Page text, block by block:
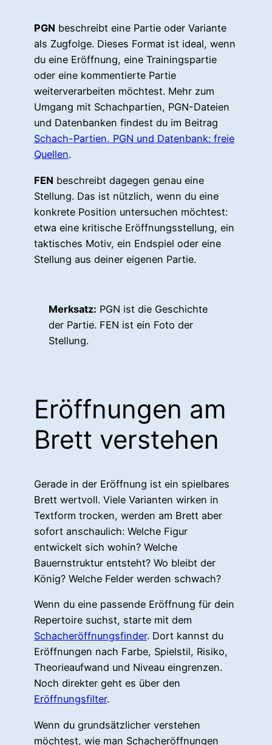
PGN beschreibt eine Partie oder Variante
als Zugfolge. Dieses Format ist ideal, wenn
du eine Eröffnung, eine Trainingspartie
oder eine kommentierte Partie
weiterverarbeiten möchtest. Mehr zum
Umgang mit Schachpartien, PGN-Dateien
und Datenbanken findest du im Beitrag
Schach-Partien, PGN und Datenbank: freie
Quellen.
FEN beschreibt dagegen genau eine
Stellung. Das ist nützlich, wenn du eine
konkrete Position untersuchen möchtest:
etwa eine kritische Eröffnungsstellung, ein
taktisches Motiv, ein Endspiel oder eine
Stellung aus deiner eigenen Partie.
Merksatz: PGN ist die Geschichte
der Partie. FEN ist ein Foto der
Stellung.
Eröffnungen am
Brett verstehen
Gerade in der Eröffnung ist ein spielbares
Brett wertvoll. Viele Varianten wirken in
Textform trocken, werden am Brett aber
sofort anschaulich: Welche Figur
entwickelt sich wohin? Welche
Bauernstruktur entsteht? Wo bleibt der
König? Welche Felder werden schwach?
Wenn du eine passende Eröffnung für dein
Repertoire suchst, starte mit dem
Schacheröffnungsfinder. Dort kannst du
Eröffnungen nach Farbe, Spielstil, Risiko,
Theorieaufwand und Niveau eingrenzen.
Noch direkter geht es über den
Eröffnungsfilter.
Wenn du grundsätzlicher verstehen
möchtest, wie man Schacheröffnungen